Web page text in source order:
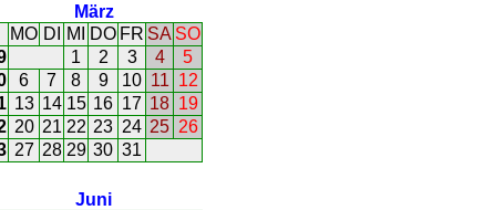
März
MO DI MI DO FR SA SO
1 2 3 4
5
6 7 8 9 10 11 12
13 14 15 16 17 18 19
20 21 22 23 24 25 26
27 28 29 30 31
Juni